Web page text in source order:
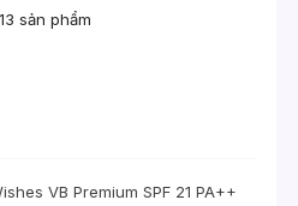
13 sản phẩm
VB Premium SPF 21 PA++